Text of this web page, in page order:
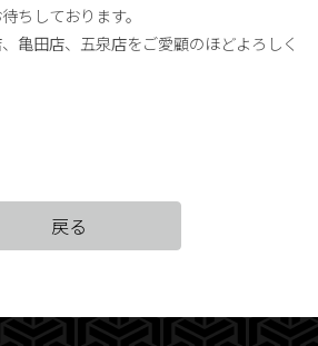
ちしております。
亀田店、五泉店をご愛顧のほどよろしく
戻る